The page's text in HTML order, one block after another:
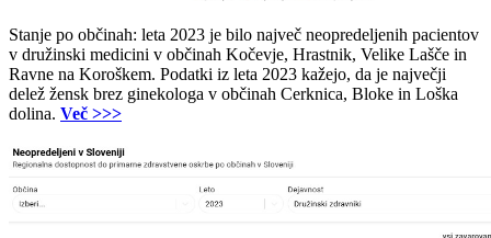
Stanje po občinah: leta 2023 je bilo največ neopredeljenih pacientov
v družinski medicini v občinah Kočevje, Hrastnik, Velike Lašče in
Ravne na Koroškem. Podatki iz leta 2023 kažejo, da je največji
delež žensk brez ginekologa v občinah Cerknica, Bloke in Loška
dolina. Več >>>